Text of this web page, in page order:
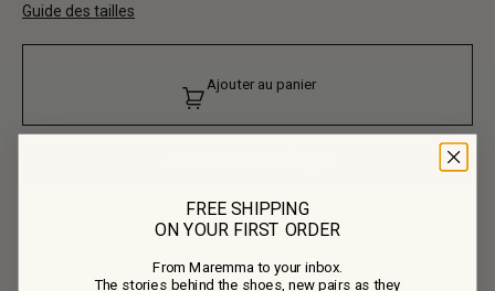
Guide des tailles
Ajouter au panier
Plus de moyens de paiement
Composition du produit
FREE SHIPPING
ON YOUR FIRST ORDER
From Maremma to your inbox.
The stories behind the shoes, new pairs as they